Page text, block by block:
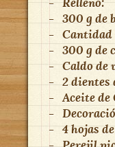
- 300 g de
- Cantidad
- 300 g de
- Caldo de
- 2 dientes
- Aceite de
-
- 4 hojas